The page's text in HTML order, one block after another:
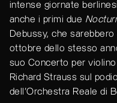
intense giornate
anche i primi due
Debussy, che
ottobre dello stesso
suo Concerto per
Richard Strauss sul
dell’Orchestra Reale di